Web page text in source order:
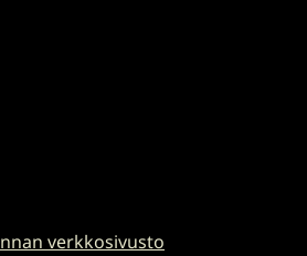
verkkosivusto